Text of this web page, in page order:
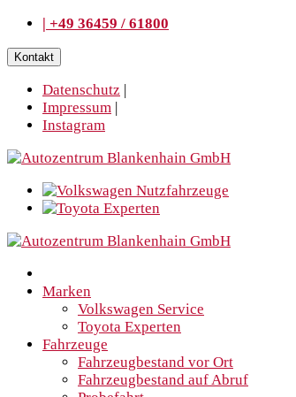
| +49 36459 / 61800
Kontakt
Datenschutz |
Impressum |
Instagram
Marken
Volkswagen Service
Toyota Experten
Fahrzeuge
Fahrzeugbestand vor Ort
Fahrzeugbestand auf Abruf